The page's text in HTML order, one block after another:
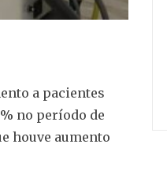
a pacientes
no período de
houve aumento